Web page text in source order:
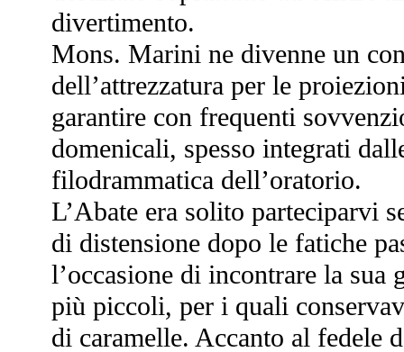
divertimento.
Mons. Marini ne divenne un
dell’attrezzatura per le
garantire con frequenti
domenicali, spesso integrati
filodrammatica dell’oratorio.
L’Abate era solito parteciparvi
di distensione dopo le fatiche
l’occasione di incontrare la
più piccoli, per i quali
di caramelle. Accanto al fedele